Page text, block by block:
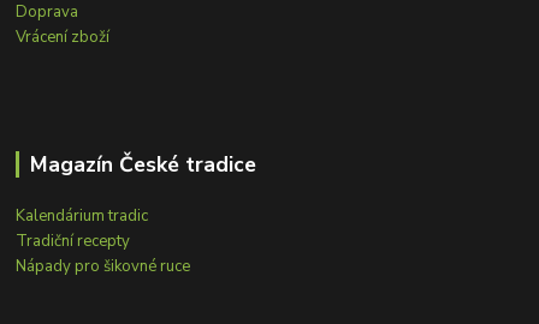
Doprava
Vrácení zboží
Magazín České tradice
Kalendárium tradic
Tradiční recepty
Nápady pro šikovné ruce